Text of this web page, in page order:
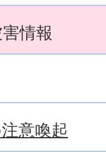
情報
意喚起